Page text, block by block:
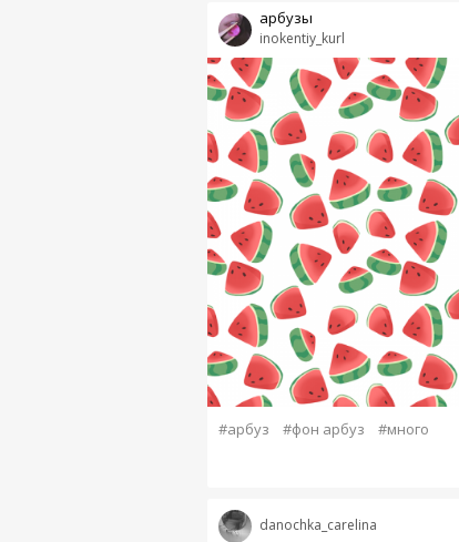
inokentiy_kurl
арбузы
#арбуз #фон арбуз #много
danochka_carelina